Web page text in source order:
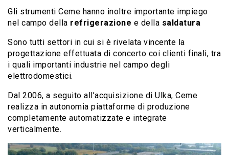
Gli strumenti Ceme hanno inoltre importante impiego
nel campo della refrigerazione e della saldatura
Sono tutti settori in cui si è rivelata vincente la
progettazione effettuata di concerto coi clienti finali, tra
i quali importanti industrie nel campo degli
elettrodomestici.
Dal 2006, a seguito all’acquisizione di Ulka, Ceme
realizza in autonomia piattaforme di produzione
completamente automatizzate e integrate
verticalmente.